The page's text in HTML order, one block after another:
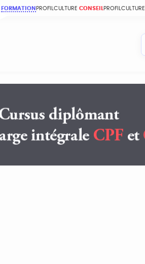
FORMATION PROFILCULTURE CONSEIL PROFILCULTURE